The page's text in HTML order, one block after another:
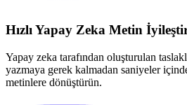
Hızlı Yapay Zeka Metin
Yapay zeka tarafından oluşturulan
yazmaya gerek kalmadan saniyeler
metinlere dönüştürün.